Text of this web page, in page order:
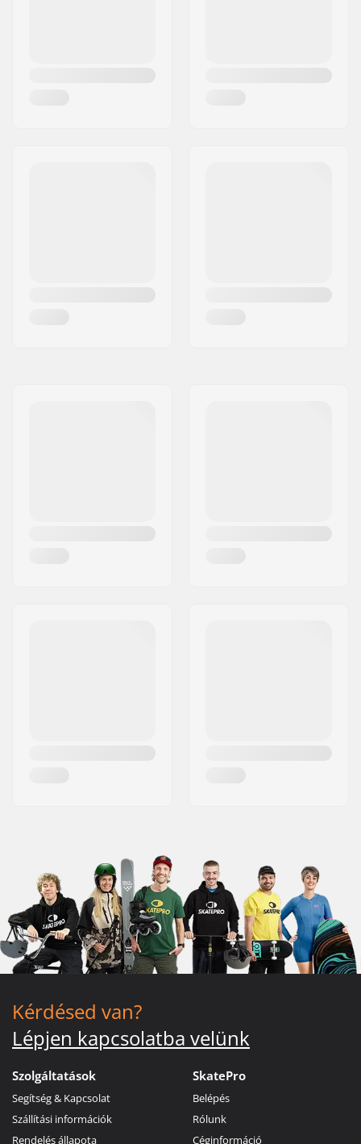
Kérdésed van?
Lépjen kapcsolatba velünk
Szolgáltatások
Segítség & Kapcsolat
Szállítási információk
Rendelés állapota
SkatePro
Belépés
Rólunk
Céginformáció